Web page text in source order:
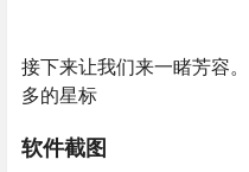
接下来让我们来一睹芳容
多的星标
软件截图